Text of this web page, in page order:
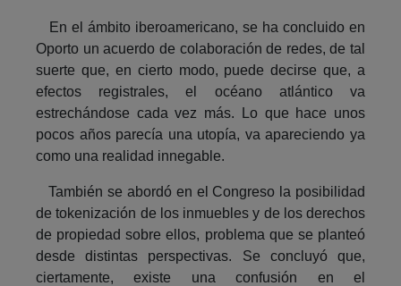
En el ámbito iberoamericano, se ha concluido en
Oporto un acuerdo de colaboración de redes, de tal
suerte que, en cierto modo, puede decirse que, a
efectos registrales, el océano atlántico va
estrechándose cada vez más. Lo que hace unos
pocos años parecía una utopía, va apareciendo ya
como una realidad innegable.
También se abordó en el Congreso la posibilidad
de tokenización de los inmuebles y de los derechos
de propiedad sobre ellos, problema que se planteó
desde distintas perspectivas. Se concluyó que,
ciertamente, existe una confusión en el